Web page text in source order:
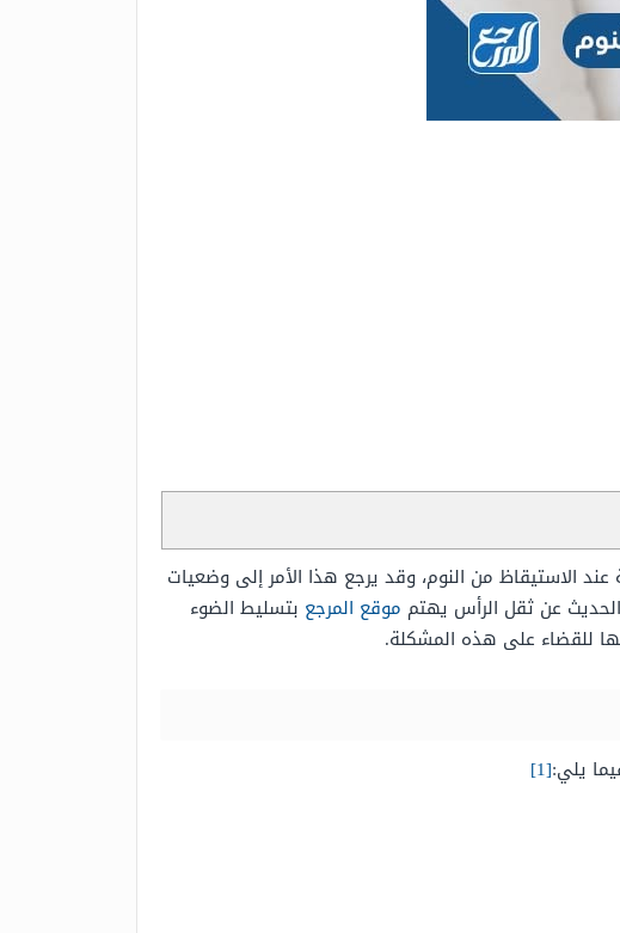
الاستيقاظ من النوم، وقد يرجع هذا الأمر إلى وضعيات
عن ثقل الرأس يهتم موقع المرجع بتسليط الضوء
للقضاء على هذه المشكلة.
يلي:[1]